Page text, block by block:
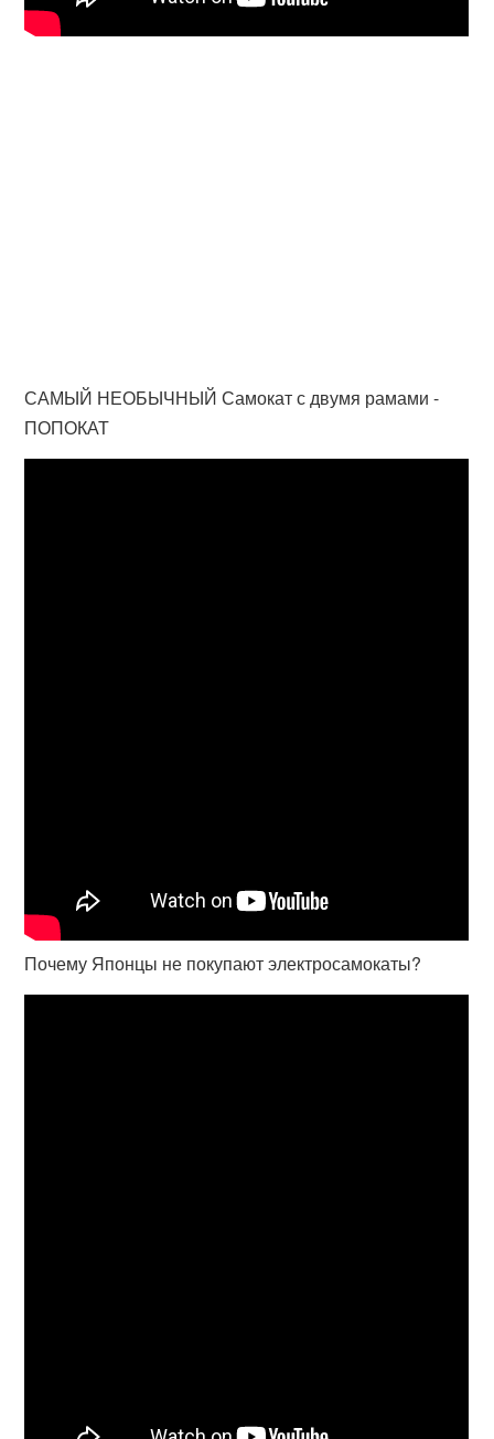
САМЫЙ НЕОБЫЧНЫЙ Самокат с двумя рамами -
ПОПОКАТ
Почему Японцы не покупают электросамокаты?